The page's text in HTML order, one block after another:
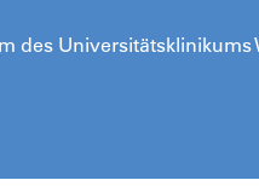
des